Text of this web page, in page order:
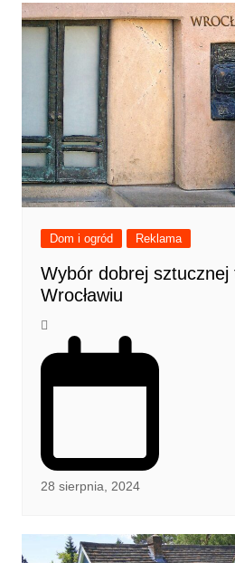
Dom i ogród Reklama
Wybór dobrej sztucznej
Wrocławiu
28 sierpnia, 2024